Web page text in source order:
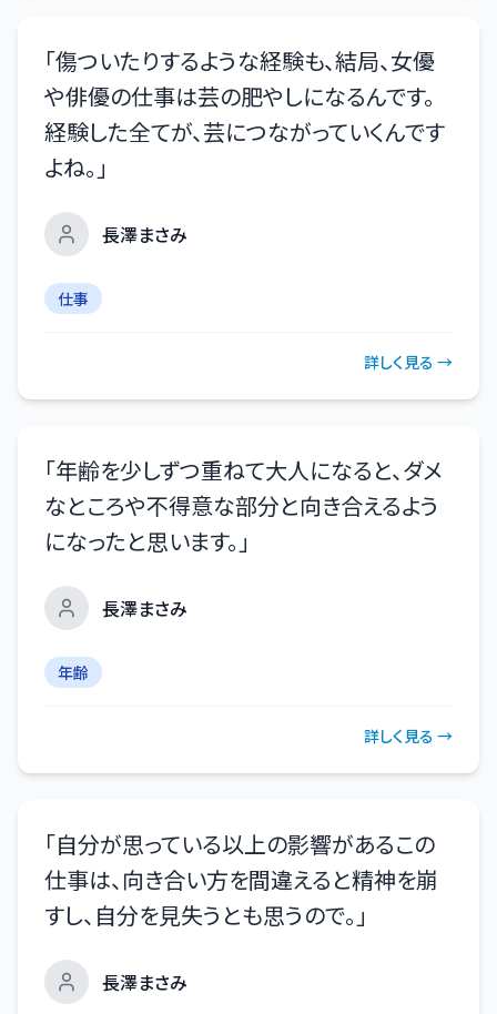
「傷ついたりするような経験も、結局、女優
や俳優の仕事は芸の肥やしになるんです。
経験した全てが、芸につながっていくんです
よね。 」
長澤まさみ
仕事
詳しく見る →
「年齢を少しずつ重ねて大人になると、ダメ
なところや不得意な部分と向き合えるよう
になったと思います。 」
長澤まさみ
年齢
詳しく見る →
「自分が思っている以上の影響があるこの
仕事は、向き合い方を間違えると精神を崩
すし、自分を見失うとも思うので。 」
長澤まさみ